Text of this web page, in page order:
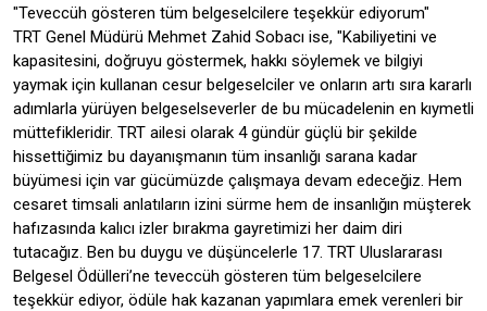
"Teveccüh gösteren tüm belgeselcilere teşekkür ediyorum"
TRT Genel Müdürü Mehmet Zahid Sobacı ise, "Kabiliyetini ve
kapasitesini, doğruyu göstermek, hakkı söylemek ve bilgiyi
yaymak için kullanan cesur belgeselciler ve onların artı sıra kararlı
adımlarla yürüyen belgeselseverler de bu mücadelenin en kıymetli
müttefikleridir. TRT ailesi olarak 4 gündür güçlü bir şekilde
hissettiğimiz bu dayanışmanın tüm insanlığı sarana kadar
büyümesi için var gücümüzde çalışmaya devam edeceğiz. Hem
cesaret timsali anlatıların izini sürme hem de insanlığın müşterek
hafızasında kalıcı izler bırakma gayretimizi her daim diri
tutacağız. Ben bu duygu ve düşüncelerle 17. TRT Uluslararası
Belgesel Ödülleri’ne teveccüh gösteren tüm belgeselcilere
teşekkür ediyor, ödüle hak kazanan yapımlara emek verenleri bir